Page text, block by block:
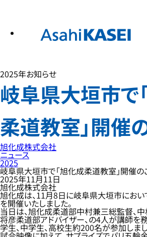
2025年お知らせ
岐阜県大垣市で
柔道教室」開催
旭化成株式会社
ニュース
2025
岐阜県大垣市で「旭化成柔道教室」開催の
2025年11月11日
旭化成株式会社
旭化成は、11月8日に岐阜県大垣市におい
を開催いたしました。
当日は、旭化成柔道部中村兼三総監督、中
将彦柔道部アドバイザー、の4人が講師を
学生、中学生、高校生約200名が参加しま